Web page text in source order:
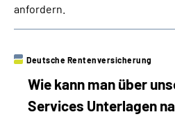
anfordern.
Wie kann man über
Services Unterlagen
Deutsche Rentenversicherung